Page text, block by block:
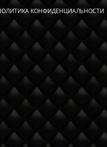
КОНФИДЕНЦИАЛЬНОСТИ